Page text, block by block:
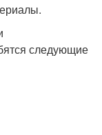
следующие